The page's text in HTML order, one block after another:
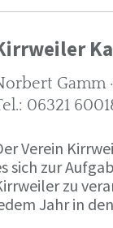
Gamm
06321
Verein
sich zur
zu
Jahr in